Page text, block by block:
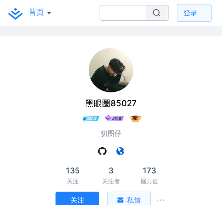
首页 登录
黑眼圈85027
切图仔
135
关注
3
关注者
173
掘力值
关注 私信